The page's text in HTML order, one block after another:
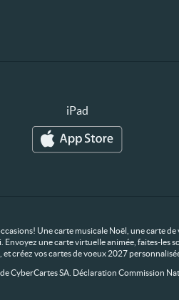
iPad
Une carte musicale Noël, une carte
une carte virtuelle animée, faites-les
créez vos cartes de voeux 2027
CyberCartes SA. Déclaration Commission